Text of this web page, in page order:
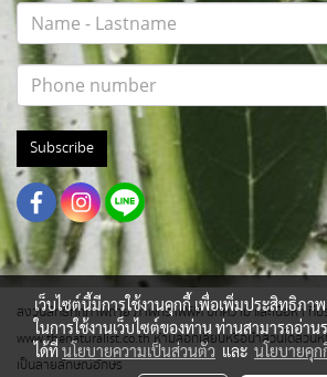
Subscribe
สงวนสิทธิ์ทุกภาพถ่าย ภาพกราฟฟิค บทความ และเนื้อหา ที่ป
www.thenaturalist.co.th ห้ามลอกเลียนหรือนำส่วนใดส่วนห
เป็นลายลักษณ์อักษร
เว็บไซต์นี้มีการใช้งานคุกกี้ เพื่อเพิ่มประสิทธิภ
ในการใช้งานเว็บไซต์ของท่าน ท่านสามารถอ่าน
ได้ที่นโยบายความเป็นส่วนตัว และ นโยบายคุก